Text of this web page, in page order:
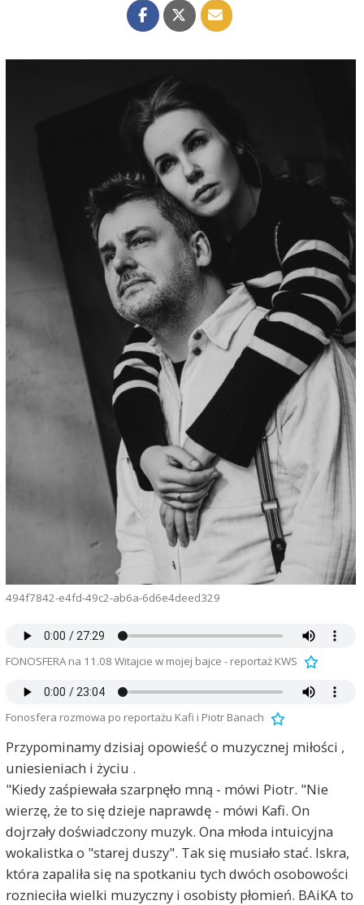
494f7842-e4fd-49c2-ab6a-6d6e4deed329
FONOSFERA na 11.08 Witajcie w mojej bajce - reportaż KWS
Fonosfera rozmowa po reportażu Kafi i Piotr Banach
Przypominamy dzisiaj opowieść o muzycznej miłości ,
uniesieniach i życiu .
"Kiedy zaśpiewała szarpnęło mną - mówi Piotr. "Nie
wierzę, że to się dzieje naprawdę - mówi Kafi. On
dojrzały doświadczony muzyk. Ona młoda intuicyjna
wokalistka o "starej duszy". Tak się musiało stać. Iskra,
która zapaliła się na spotkaniu tych dwóch osobowości
roznieciła wielki muzyczny i osobisty płomień. BAiKA to